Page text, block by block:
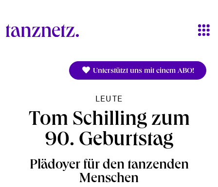
Unterstützt uns mit einem ABO!
LEUTE
Tom Schilling zum
90. Geburtstag
Plädoyer für den tanzenden
Menschen